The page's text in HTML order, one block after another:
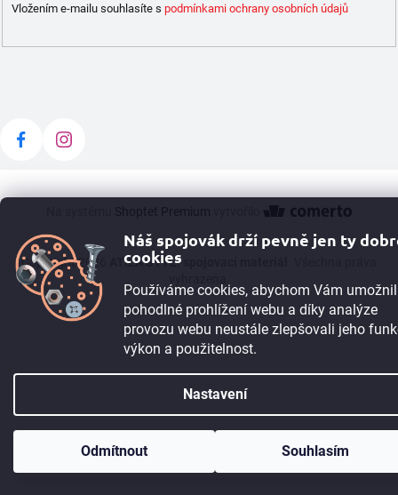
Náš spojovák drží pevně jen ty
cookies
Používáme cookies, abychom Vám
pohodlné prohlížení webu a díky analýze
provozu webu neustále zlepšovali jeho
výkon a použitelnost.
Nastavení
Odmítnout Souhlasím
Registrujte sea získejte 5% slevu okamžitě. Pokud máte IČO, můžete
Vložením e-mailu souhlasíte s podmínkami ochrany osobních údajů
Copyright 2026 ATILA STÝL: spojovací materiál